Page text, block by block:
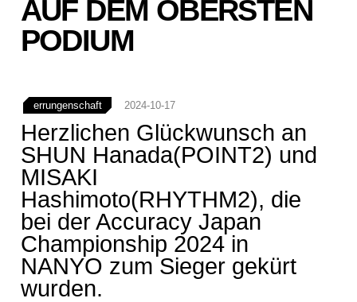
AUF DEM OBERSTEN
PODIUM
errungenschaft 2024-10-17
Herzlichen Glückwunsch an
SHUN Hanada(POINT2) und
MISAKI
Hashimoto(RHYTHM2), die
bei der Accuracy Japan
Championship 2024 in
NANYO zum Sieger gekürt
wurden.